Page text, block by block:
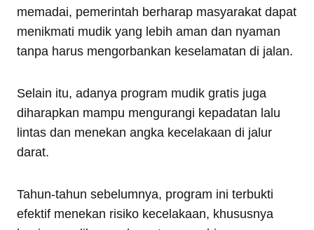
memadai, pemerintah berharap masyarakat dapat
menikmati mudik yang lebih aman dan nyaman
tanpa harus mengorbankan keselamatan di jalan.
Selain itu, adanya program mudik gratis juga
diharapkan mampu mengurangi kepadatan lalu
lintas dan menekan angka kecelakaan di jalur
darat.
Tahun-tahun sebelumnya, program ini terbukti
efektif menekan risiko kecelakaan, khususnya